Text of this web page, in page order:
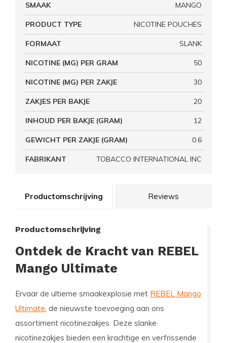
Productomschrijving Reviews
Productomschrijving
Ontdek de Kracht van REBEL
Mango Ultimate
Ervaar de ultieme smaakexplosie met REBEL Mango
Ultimate, de nieuwste toevoeging aan ons
assortiment nicotinezakjes. Deze slanke
nicotinezakjes bieden een krachtige en verfrissende
SMAAK MANGO
PRODUCT TYPE NICOTINE POUCHES
FORMAAT SLANK
NICOTINE (MG) PER GRAM 50
NICOTINE (MG) PER ZAKJE 30
ZAKJES PER BAKJE 20
INHOUD PER BAKJE (GRAM) 12
GEWICHT PER ZAKJE (GRAM) 0.6
FABRIKANT TOBACCO INTERNATIONAL INC